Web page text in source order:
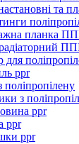
та
планка
для
ppr
поліпропілену
з
ppr
ppr
ppr